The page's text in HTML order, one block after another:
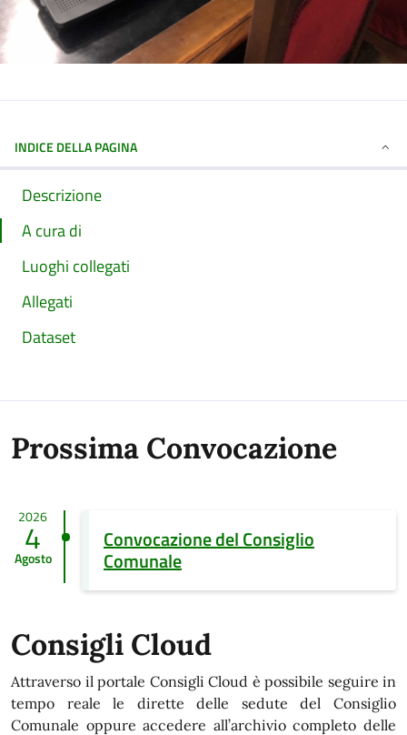
INDICE DELLA PAGINA
Descrizione
A cura di
Luoghi collegati
Allegati
Dataset
Prossima Convocazione
2026
4
Agosto
Convocazione del Consiglio
Comunale
Consigli Cloud
Attraverso il portale Consigli Cloud è possibile seguire in
tempo reale le dirette delle sedute del Consiglio
Comunale oppure accedere all’archivio completo delle